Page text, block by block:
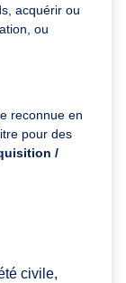
acquérir ou
ou
reconnue en
pour des
/
civile,